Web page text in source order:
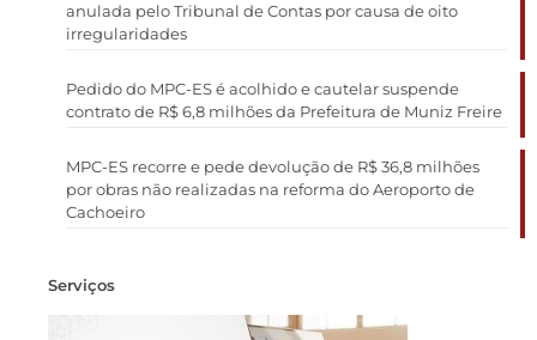
anulada pelo Tribunal de Contas por causa de oito
irregularidades
Pedido do MPC-ES é acolhido e cautelar suspende
contrato de R$ 6,8 milhões da Prefeitura de Muniz Freire
MPC-ES recorre e pede devolução de R$ 36,8 milhões
por obras não realizadas na reforma do Aeroporto de
Cachoeiro
Serviços